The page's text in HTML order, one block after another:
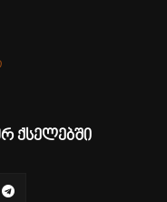
ქსელებში